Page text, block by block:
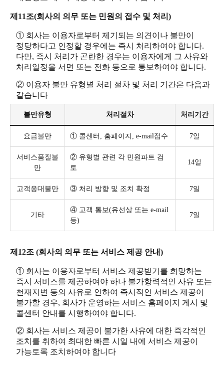
제11조(회사의 의무 또는 민원의 접수 및 처리)
① 회사는 이용자로부터 제기되는 의견이나 불만이
정당하다고 인정할 경우에는 즉시 처리하여야 합니다.
다만, 즉시 처리가 곤란한 경우는 이용자에게 그 사유와
처리일정을 서면 또는 전화 등으로 통보하여야 합니다.
② 이용자 불만 유형별 처리 절차 및 처리 기간은 다음과
같습니다
불만유형 처리절차 처리기간
요금불만 ① 콜센터, 홈페이지, e-mail접수 7일
서비스품질불
만
② 유형별 관련 각 민원파트 검
토
14일
고객응대불만 ③ 처리 방향 및 조치 확정 7일
기타
④ 고객 통보(유선상 또는 e-mail
등)
7일
제12조 (회사의 의무 또는 서비스 제공 안내)
① 회사는 이용자로부터 서비스 제공받기를 희망하는
즉시 서비스를 제공하여야 하나 불가항력적인 사유 또는
천재지변 등의 사유로 인하여 즉시적인 서비스 제공이
불가할 경우, 회사가 운영하는 서비스 홈페이지 게시 및
콜센터 안내를 시행하여야 합니다.
② 회사는 서비스 제공이 불가한 사유에 대한 즉각적인
조치를 취하여 최대한 빠른 시일 내에 서비스 제공이
가능토록 조치하여야 합니다